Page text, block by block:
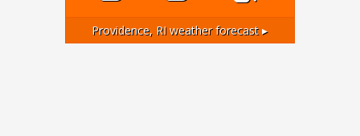
Providence, RI weather forecast ▸